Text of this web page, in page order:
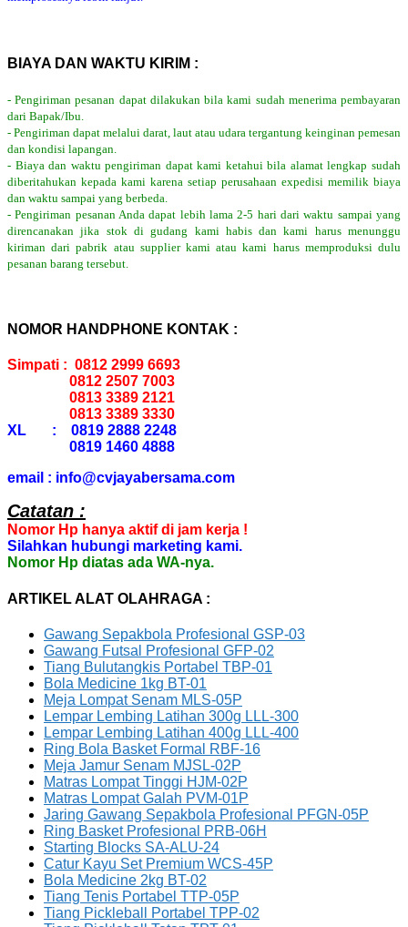
BIAYA DAN WAKTU KIRIM :
- Pengiriman pesanan dapat dilakukan bila kami sudah menerima pembayaran
dari Bapak/Ibu.
- Pengiriman dapat melalui darat, laut atau udara tergantung keinginan pemesan
dan kondisi lapangan.
- Biaya dan waktu pengiriman dapat kami ketahui bila alamat lengkap sudah
diberitahukan kepada kami karena setiap perusahaan expedisi memilik biaya
dan waktu sampai yang berbeda.
- Pengiriman pesanan Anda dapat lebih lama 2-5 hari dari waktu sampai yang
direncanakan jika stok di gudang kami habis dan kami harus menunggu
kiriman dari pabrik atau supplier kami atau kami harus memproduksi dulu
pesanan barang tersebut.
NOMOR HANDPHONE KONTAK :
Simpati : 0812 2999 6693
0812 2507 7003
0813 3389 2121
0813 3389 3330
XL : 0819 2888 2248
0819 1460 4888
email : info@cvjayabersama.com
Catatan :
Nomor Hp hanya aktif di jam kerja !
Silahkan hubungi marketing kami.
Nomor Hp diatas ada WA-nya.
ARTIKEL ALAT OLAHRAGA :
Gawang Sepakbola Profesional GSP-03
Gawang Futsal Profesional GFP-02
Tiang Bulutangkis Portabel TBP-01
Bola Medicine 1kg BT-01
Meja Lompat Senam MLS-05P
Lempar Lembing Latihan 300g LLL-300
Lempar Lembing Latihan 400g LLL-400
Ring Bola Basket Formal RBF-16
Meja Jamur Senam MJSL-02P
Matras Lompat Tinggi HJM-02P
Matras Lompat Galah PVM-01P
Jaring Gawang Sepakbola Profesional PFGN-05P
Ring Basket Profesional PRB-06H
Starting Blocks SA-ALU-24
Catur Kayu Set Premium WCS-45P
Bola Medicine 2kg BT-02
Tiang Tenis Portabel TTP-05P
Tiang Pickleball Portabel TPP-02